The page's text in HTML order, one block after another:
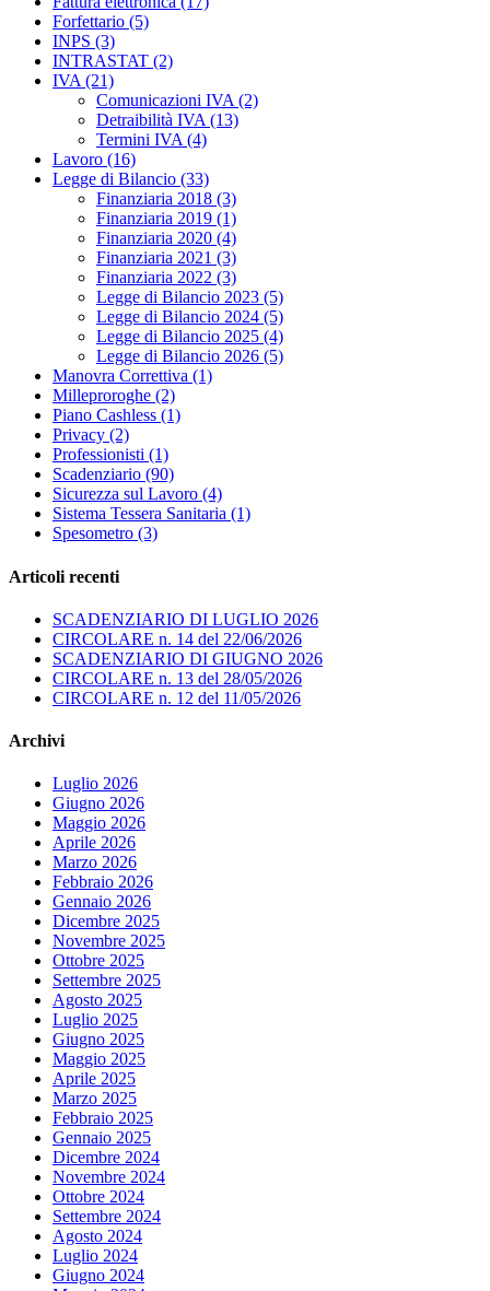
Forfettario (5)
INPS (3)
INTRASTAT (2)
IVA (21)
Comunicazioni IVA (2)
Detraibilità IVA (13)
Termini IVA (4)
Lavoro (16)
Legge di Bilancio (33)
Finanziaria 2018 (3)
Finanziaria 2019 (1)
Finanziaria 2020 (4)
Finanziaria 2021 (3)
Finanziaria 2022 (3)
Legge di Bilancio 2023 (5)
Legge di Bilancio 2024 (5)
Legge di Bilancio 2025 (4)
Legge di Bilancio 2026 (5)
Manovra Correttiva (1)
Milleproroghe (2)
Piano Cashless (1)
Privacy (2)
Professionisti (1)
Scadenziario (90)
Sicurezza sul Lavoro (4)
Sistema Tessera Sanitaria (1)
Spesometro (3)
Articoli recenti
SCADENZIARIO DI LUGLIO 2026
CIRCOLARE n. 14 del 22/06/2026
SCADENZIARIO DI GIUGNO 2026
CIRCOLARE n. 13 del 28/05/2026
CIRCOLARE n. 12 del 11/05/2026
Archivi
Luglio 2026
Giugno 2026
Maggio 2026
Aprile 2026
Marzo 2026
Febbraio 2026
Gennaio 2026
Dicembre 2025
Novembre 2025
Ottobre 2025
Settembre 2025
Agosto 2025
Luglio 2025
Giugno 2025
Maggio 2025
Aprile 2025
Marzo 2025
Febbraio 2025
Gennaio 2025
Dicembre 2024
Novembre 2024
Ottobre 2024
Settembre 2024
Agosto 2024
Luglio 2024
Giugno 2024